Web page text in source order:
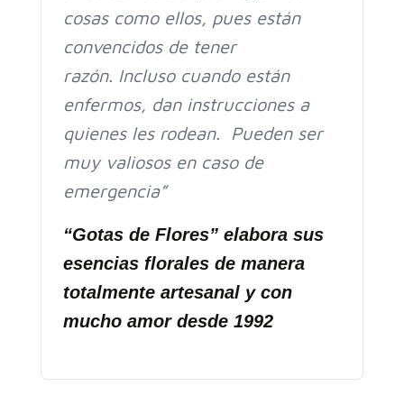
cosas como ellos, pues están
convencidos de tener
razón. Incluso cuando están
enfermos, dan instrucciones a
quienes les rodean.
Pueden ser
muy valiosos en caso de
emergencia”
“Gotas de Flores” elabora sus
esencias florales de manera
totalmente artesanal y con
mucho amor desde 1992